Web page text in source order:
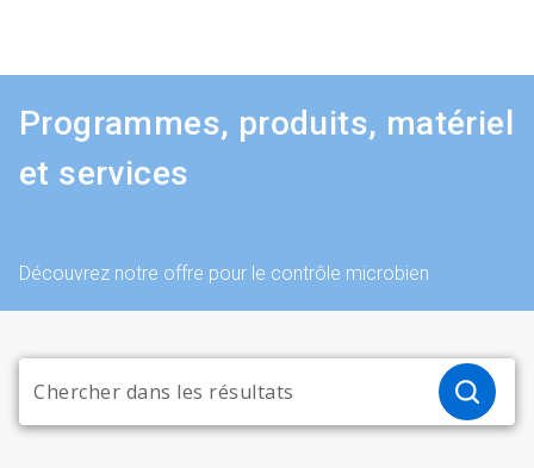
Programmes, produits, matériel
et services
Découvrez notre offre pour le contrôle microbien